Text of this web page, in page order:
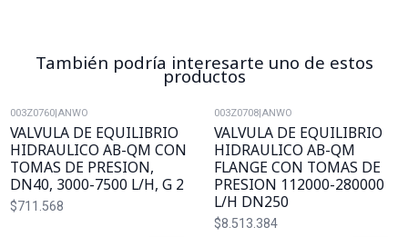
También podría interesarte uno de estos
productos
003Z0760|ANWO
VALVULA DE EQUILIBRIO
HIDRAULICO AB-QM CON
TOMAS DE PRESION,
DN40, 3000-7500 L/H, G 2
$711.568
003Z0708|ANWO
VALVULA DE EQUILIBRIO
HIDRAULICO AB-QM
FLANGE CON TOMAS DE
PRESION 112000-280000
L/H DN250
$8.513.384